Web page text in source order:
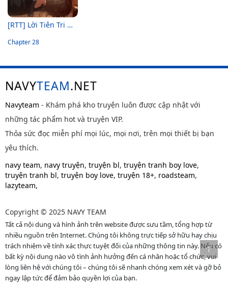
[RTT] Lời Tiên Tri Ngọt Ngào Trong Nét Mực
Chapter 28
NAVYTEAM.NET
Navyteam - Khám phá kho truyện luôn được cập nhật với
những tác phẩm hot và truyện VIP.
Thỏa sức đọc miễn phí mọi lúc, mọi nơi, trên mọi thiết bị bạn
yêu thích.
navy team, navy truyện, truyện bl, truyện tranh boy love,
truyện tranh bl, truyện boy love, truyện 18+, roadsteam,
lazyteam,
Copyright © 2025 NAVY TEAM
Tất cả nội dung và hình ảnh trên website được sưu tầm, tổng hợp từ
nhiều nguồn trên Internet. Chúng tôi không trực tiếp sở hữu hay chịu
trách nhiệm về tính xác thực tuyệt đối của những thông tin này. Nếu có
bất kỳ nội dung nào vô tình ảnh hưởng đến cá nhân hoặc tổ chức, vui
lòng liên hệ với chúng tôi – chúng tôi sẽ nhanh chóng xem xét và gỡ bỏ
ngay lập tức để đảm bảo quyền lợi của bạn.